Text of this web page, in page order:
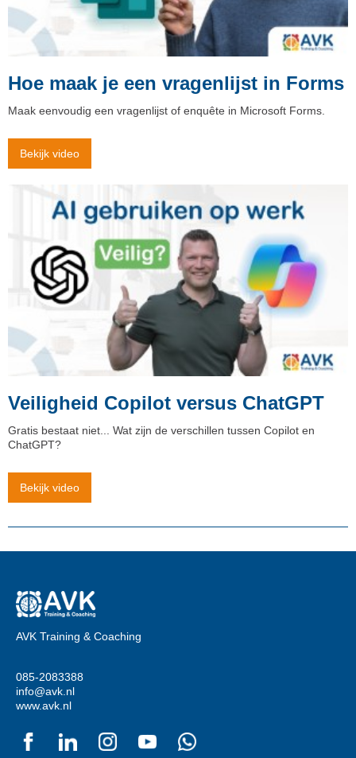
Hoe maak je een vragenlijst in Forms
Maak eenvoudig een vragenlijst of enquête in Microsoft Forms.
Bekijk video
Veiligheid Copilot versus ChatGPT
Gratis bestaat niet... Wat zijn de verschillen tussen Copilot en
ChatGPT?
Bekijk video
AVK Training & Coaching
085-2083388
info@avk.nl
www.avk.nl